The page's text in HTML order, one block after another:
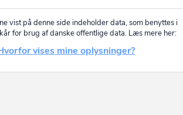
vist på denne side indeholder data, som benyttes i
for brug af danske offentlige data. Læs mere her:
vises mine oplysninger?